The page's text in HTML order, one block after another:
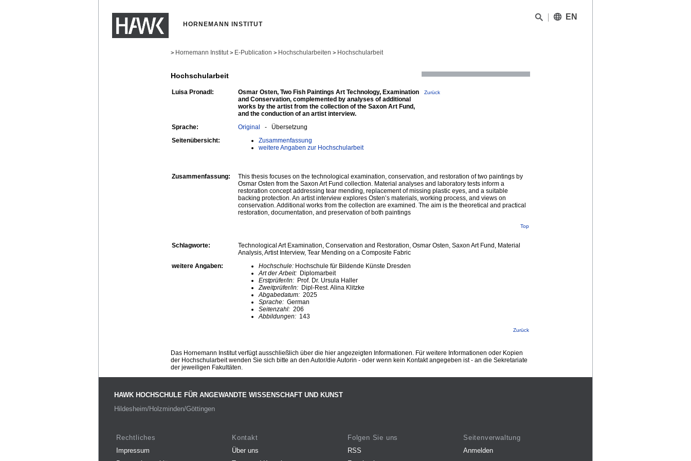
HORNEMANN INSTITUT
EN
> Hornemann Institut > E-Publication > Hochschularbeiten > Hochschularbeit
Hochschularbeit
Luisa Pronadl:
Osmar Osten, Two Fish Paintings Art Technology, Examination
and Conservation, complemented by analyses of additional
works by the artist from the collection of the Saxon Art Fund,
and the conduction of an artist interview.
Zurück
Sprache: Original - Übersetzung
Seitenübersicht:
Zusammenfassung
weitere Angaben zur Hochschularbeit
Zusammenfassung:
This thesis focuses on the technological examination, conservation, and restoration of two paintings by
Osmar Osten from the Saxon Art Fund collection. Material analyses and laboratory tests inform a
restoration concept addressing tear mending, replacement of missing plastic eyes, and a suitable
backing protection. An artist interview explores Osten’s materials, working process, and views on
conservation. Additional works from the collection are examined. The aim is the theoretical and practical
restoration, documentation, and preservation of both paintings
Top
Schlagworte:
Technological Art Examination, Conservation and Restoration, Osmar Osten, Saxon Art Fund, Material
Analysis, Artist Interview, Tear Mending on a Composite Fabric
weitere Angaben:
Hochschule: Hochschule für Bildende Künste Dresden
Art der Arbeit: Diplomarbeit
Erstprüfer/in: Prof. Dr. Ursula Haller
Zweitprüfer/in: Dipl-Rest. Alina Klitzke
Abgabedatum: 2025
Sprache: German
Seitenzahl: 206
Abbildungen: 143
Zurück
Das Hornemann Institut verfügt ausschließlich über die hier angezeigten Informationen. Für weitere Informationen oder Kopien
der Hochschularbeit wenden Sie sich bitte an den Autor/die Autorin - oder wenn kein Kontakt angegeben ist - an die Sekretariate
der jeweiligen Fakultäten.
HAWK HOCHSCHULE FÜR ANGEWANDTE WISSENSCHAFT UND KUNST
Hildesheim/Holzminden/Göttingen
Rechtliches
Impressum
Kontakt
Über uns
Folgen Sie uns
RSS
Seitenverwaltung
Anmelden